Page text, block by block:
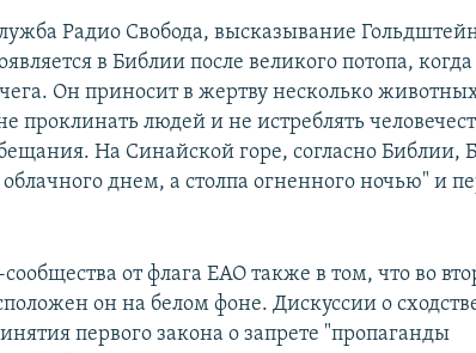
Радио Свобода, высказывание
в Библии после великого потопа,
Он приносит в жертву несколько
проклинать людей и не истреблять
На Синайской горе, согласно Библии,
днем, а столпа огненного ночью" и
от флага ЕАО также в том, что во
он на белом фоне. Дискуссии о
первого закона о запрете "пропаганды